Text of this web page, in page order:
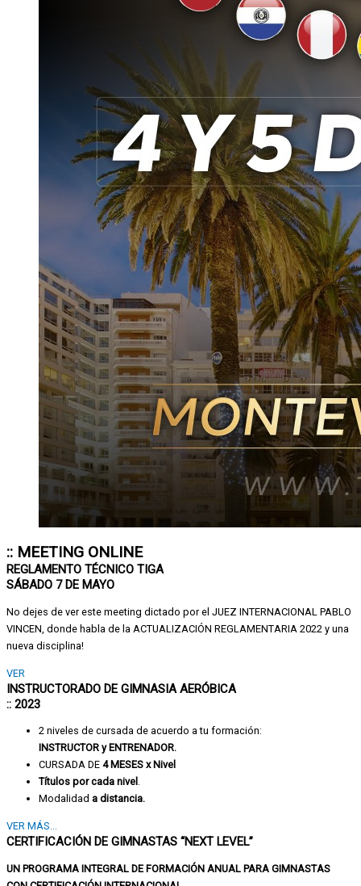
:: MEETING ONLINE
REGLAMENTO TÉCNICO TIGA
SÁBADO 7 DE MAYO
No dejes de ver este meeting dictado por el JUEZ INTERNACIONAL PABLO
VINCEN, donde habla de la ACTUALIZACIÓN REGLAMENTARIA 2022 y una
nueva disciplina!
VER
INSTRUCTORADO DE GIMNASIA AERÓBICA
:: 2023
2 niveles de cursada de acuerdo a tu formación:
INSTRUCTOR y ENTRENADOR.
CURSADA DE 4 MESES x Nivel
Títulos por cada nivel .
Modalidad a distancia.
VER MÁS...
CERTIFICACIÓN DE GIMNASTAS “NEXT LEVEL”
UN PROGRAMA INTEGRAL DE FORMACIÓN ANUAL PARA GIMNASTAS